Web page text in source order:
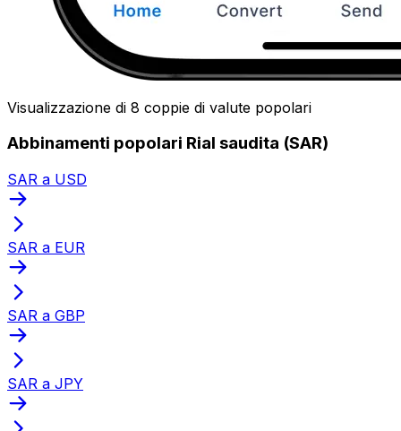
Visualizzazione di 8 coppie di valute popolari
Abbinamenti popolari Rial saudita (SAR)
SAR a USD
SAR a EUR
SAR a GBP
SAR a JPY